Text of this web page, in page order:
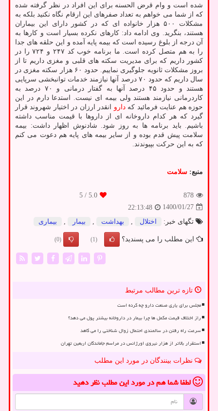
شده است و وام قرض الحسنه برای این افراد در نظر گرفته شده
که از شما می خواهم به تعداد صفرهای این ارقام نگاه نکنید بلکه به
مشکلات ۵۰۰ هزار خانواده ای که در کشور دارای این بیماران
هستند، بنگرید. وی ادامه داد: کارهای نکرده بسیار است و کارها به
آن درجه از بلوغ رسیده است که بیمه پایه آمده و این حلقه های جدا
را به هم متصل کرده است. ما برنامه خوب کد ۲۴۷ و ۷۲۴ را در
کشور داریم که برای مدیریت سکته های قلبی و مغزی داریم تا از
بروز مشکلات ثانویه جلوگیری نماییم. حدود ۶۰ هزار سکته مغزی در
سال داریم که حدود ۷۰ درصد آنها نیازمند خدمات توانبخشی سرپایی
هستند و حدود ۴۵ درصد آنها به گفتار درمانی و ۷۰ درصد به
کاردرمانی نیازمند هستند ولی بیمه ای نیست. استدعا دارم در این
حوزه هم عنایت فرمائید کهدارو انقدر ارزان در اختیار شهروند قرار
گیرد که هر کدام داروخانه ای از داروها با قیمت مناسب داشته
باشیم. باید برنامه ها به روز شود. شادنوش اظهار داشت: بیمه
سلامت پیش قدم بوده و از سایر بیمه های پایه هم دعوت می کنم
که به این حرکت بپیوندند.
منبع: سلامت
878
5.0
/ 5
1400/01/27
22:13:48
تگهای خبر:
اختلال بهداشت بیمار بیماری
این مطلب را می پسندید؟ (1)
(0)
تازه ترین مطالب مرتبط
مجلس برای یاری صنعت دارو چه کرده است
راز اختلاف قیمت مکمل ها چرا بیمار در داروخانه بیشتر پول می دهد؟
سرعت راه رفتن در سالمندی احتمال زوال شناختی را می کاهد
استقرار بالاتر از هزار نیروی اورژانس در مراسم جاماندگان اربعین تهران
نظرات بینندگان در مورد این مطلب
لطفا شما همدر مورد این مطلبنظر دهید